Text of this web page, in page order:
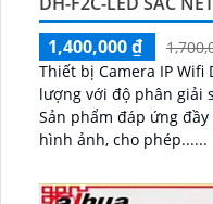
1,400,000 ₫
Thiết bị Camera IP Wifi
lượng với độ phân giải
Sản phẩm đáp ứng
hình ảnh, cho phép......